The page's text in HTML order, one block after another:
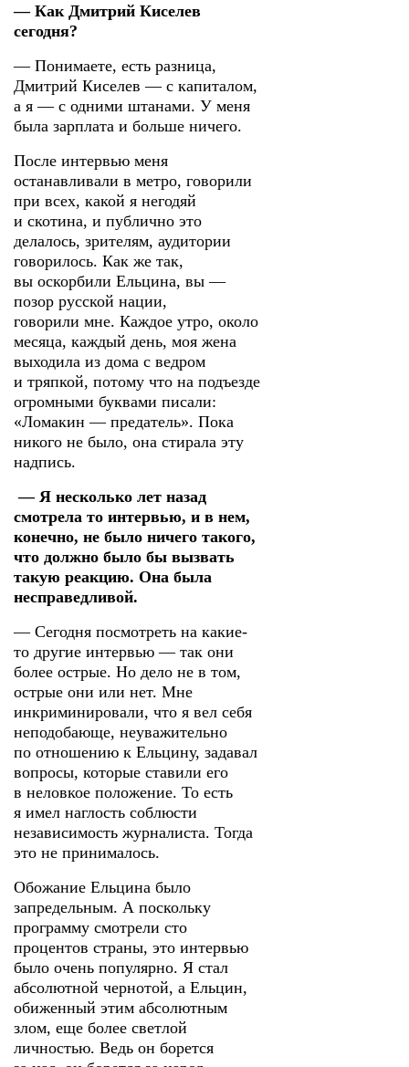
— Как Дмитрий Киселев
сегодня?
— Понимаете, есть разница,
Дмитрий Киселев — с капиталом,
а я — с одними штанами. У меня
была зарплата и больше ничего.
После интервью меня
останавливали в метро, говорили
при всех, какой я негодяй
и скотина, и публично это
делалось, зрителям, аудитории
говорилось. Как же так,
вы оскорбили Ельцина, вы —
позор русской нации,
говорили мне. Каждое утро, около
месяца, каждый день, моя жена
выходила из дома с ведром
и тряпкой, потому что на подъезде
огромными буквами писали:
«Ломакин — предатель». Пока
никого не было, она стирала эту
надпись.
— Я несколько лет назад
смотрела то интервью, и в нем,
конечно, не было ничего такого,
что должно было бы вызвать
такую реакцию. Она была
несправедливой.
— Сегодня посмотреть на какие-
то другие интервью — так они
более острые. Но дело не в том,
острые они или нет. Мне
инкриминировали, что я вел себя
неподобающе, неуважительно
по отношению к Ельцину, задавал
вопросы, которые ставили его
в неловкое положение. То есть
я имел наглость соблюсти
независимость журналиста. Тогда
это не принималось.
Обожание Ельцина было
запредельным. А поскольку
программу смотрели сто
процентов страны, это интервью
было очень популярно. Я стал
абсолютной чернотой, а Ельцин,
обиженный этим абсолютным
злом, еще более светлой
личностью. Ведь он борется